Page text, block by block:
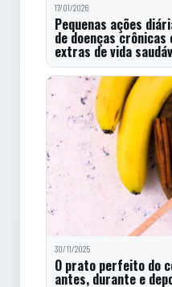
17/01/2026
Pequenas ações
de doenças
extras de vida
30/11/2025
O prato perfeito do
antes, durante e